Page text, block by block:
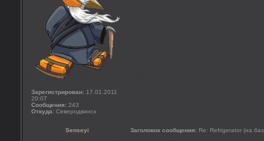
Зарегистрирован: 17.01.2011
20:07
Сообщения: 243
Откуда: Северодвинск
Senseyi Заголовок сообщения: Re: Refrigerator (на